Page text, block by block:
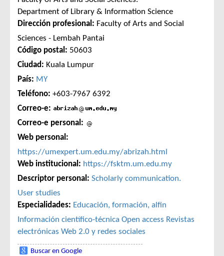
Department of Library & Information Science
Dirección profesional: Faculty of Arts and Social
Sciences - Lembah Pantai
Código postal: 50603
Ciudad: Kuala Lumpur
País: MY
Teléfono: +603-7967 6392
Correo-e:
Correo-e personal:
Web personal:
https://umexpert.um.edu.my/abrizah.html
Web institucional: https://fsktm.um.edu.my
Descriptor personal: Scholarly communication.
User studies
Especialidades: Educación, formación, alfin
Información científico-técnica Open access Revistas
electrónicas Web 2.0 y redes sociales
Buscar en Google